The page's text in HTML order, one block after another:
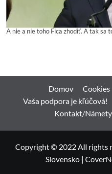
A nie a nie toho Fica zhodiť. A tak sa
Domov Cookies
Vaša podpora je kľúčová!
Kontakt/Námety
Copyright © 2022 All rights
Slovensko |